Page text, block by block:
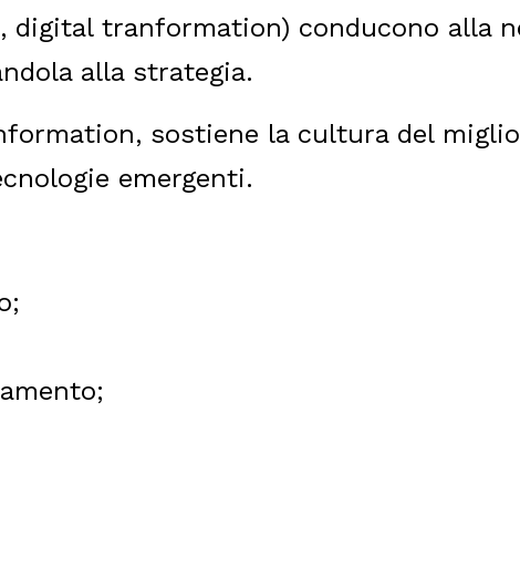
tranformation) conducono alla
alla strategia.
sostiene la cultura del
emergenti.